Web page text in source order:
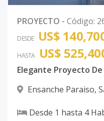
PROYECTO - Código:
DESDE US$
HASTA US$
Ensanche Paraiso,
Desde 1 hasta 4